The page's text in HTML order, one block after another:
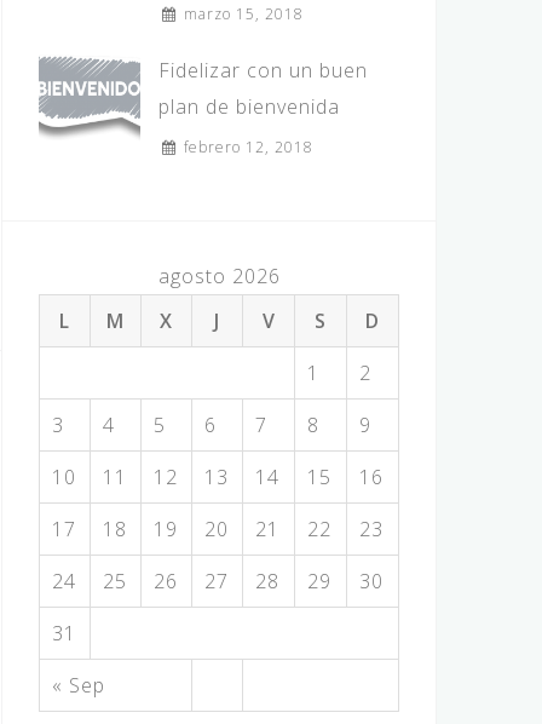
marzo 15, 2018
Fidelizar con un buen
plan de bienvenida
febrero 12, 2018
agosto 2026
L
M X J V S D
« Sep
1
2
3
4 5 6 7 8
9
10
11 12 13 14 15
16
17
18 19 20 21 22
23
24
25 26 27 28 29
30
31